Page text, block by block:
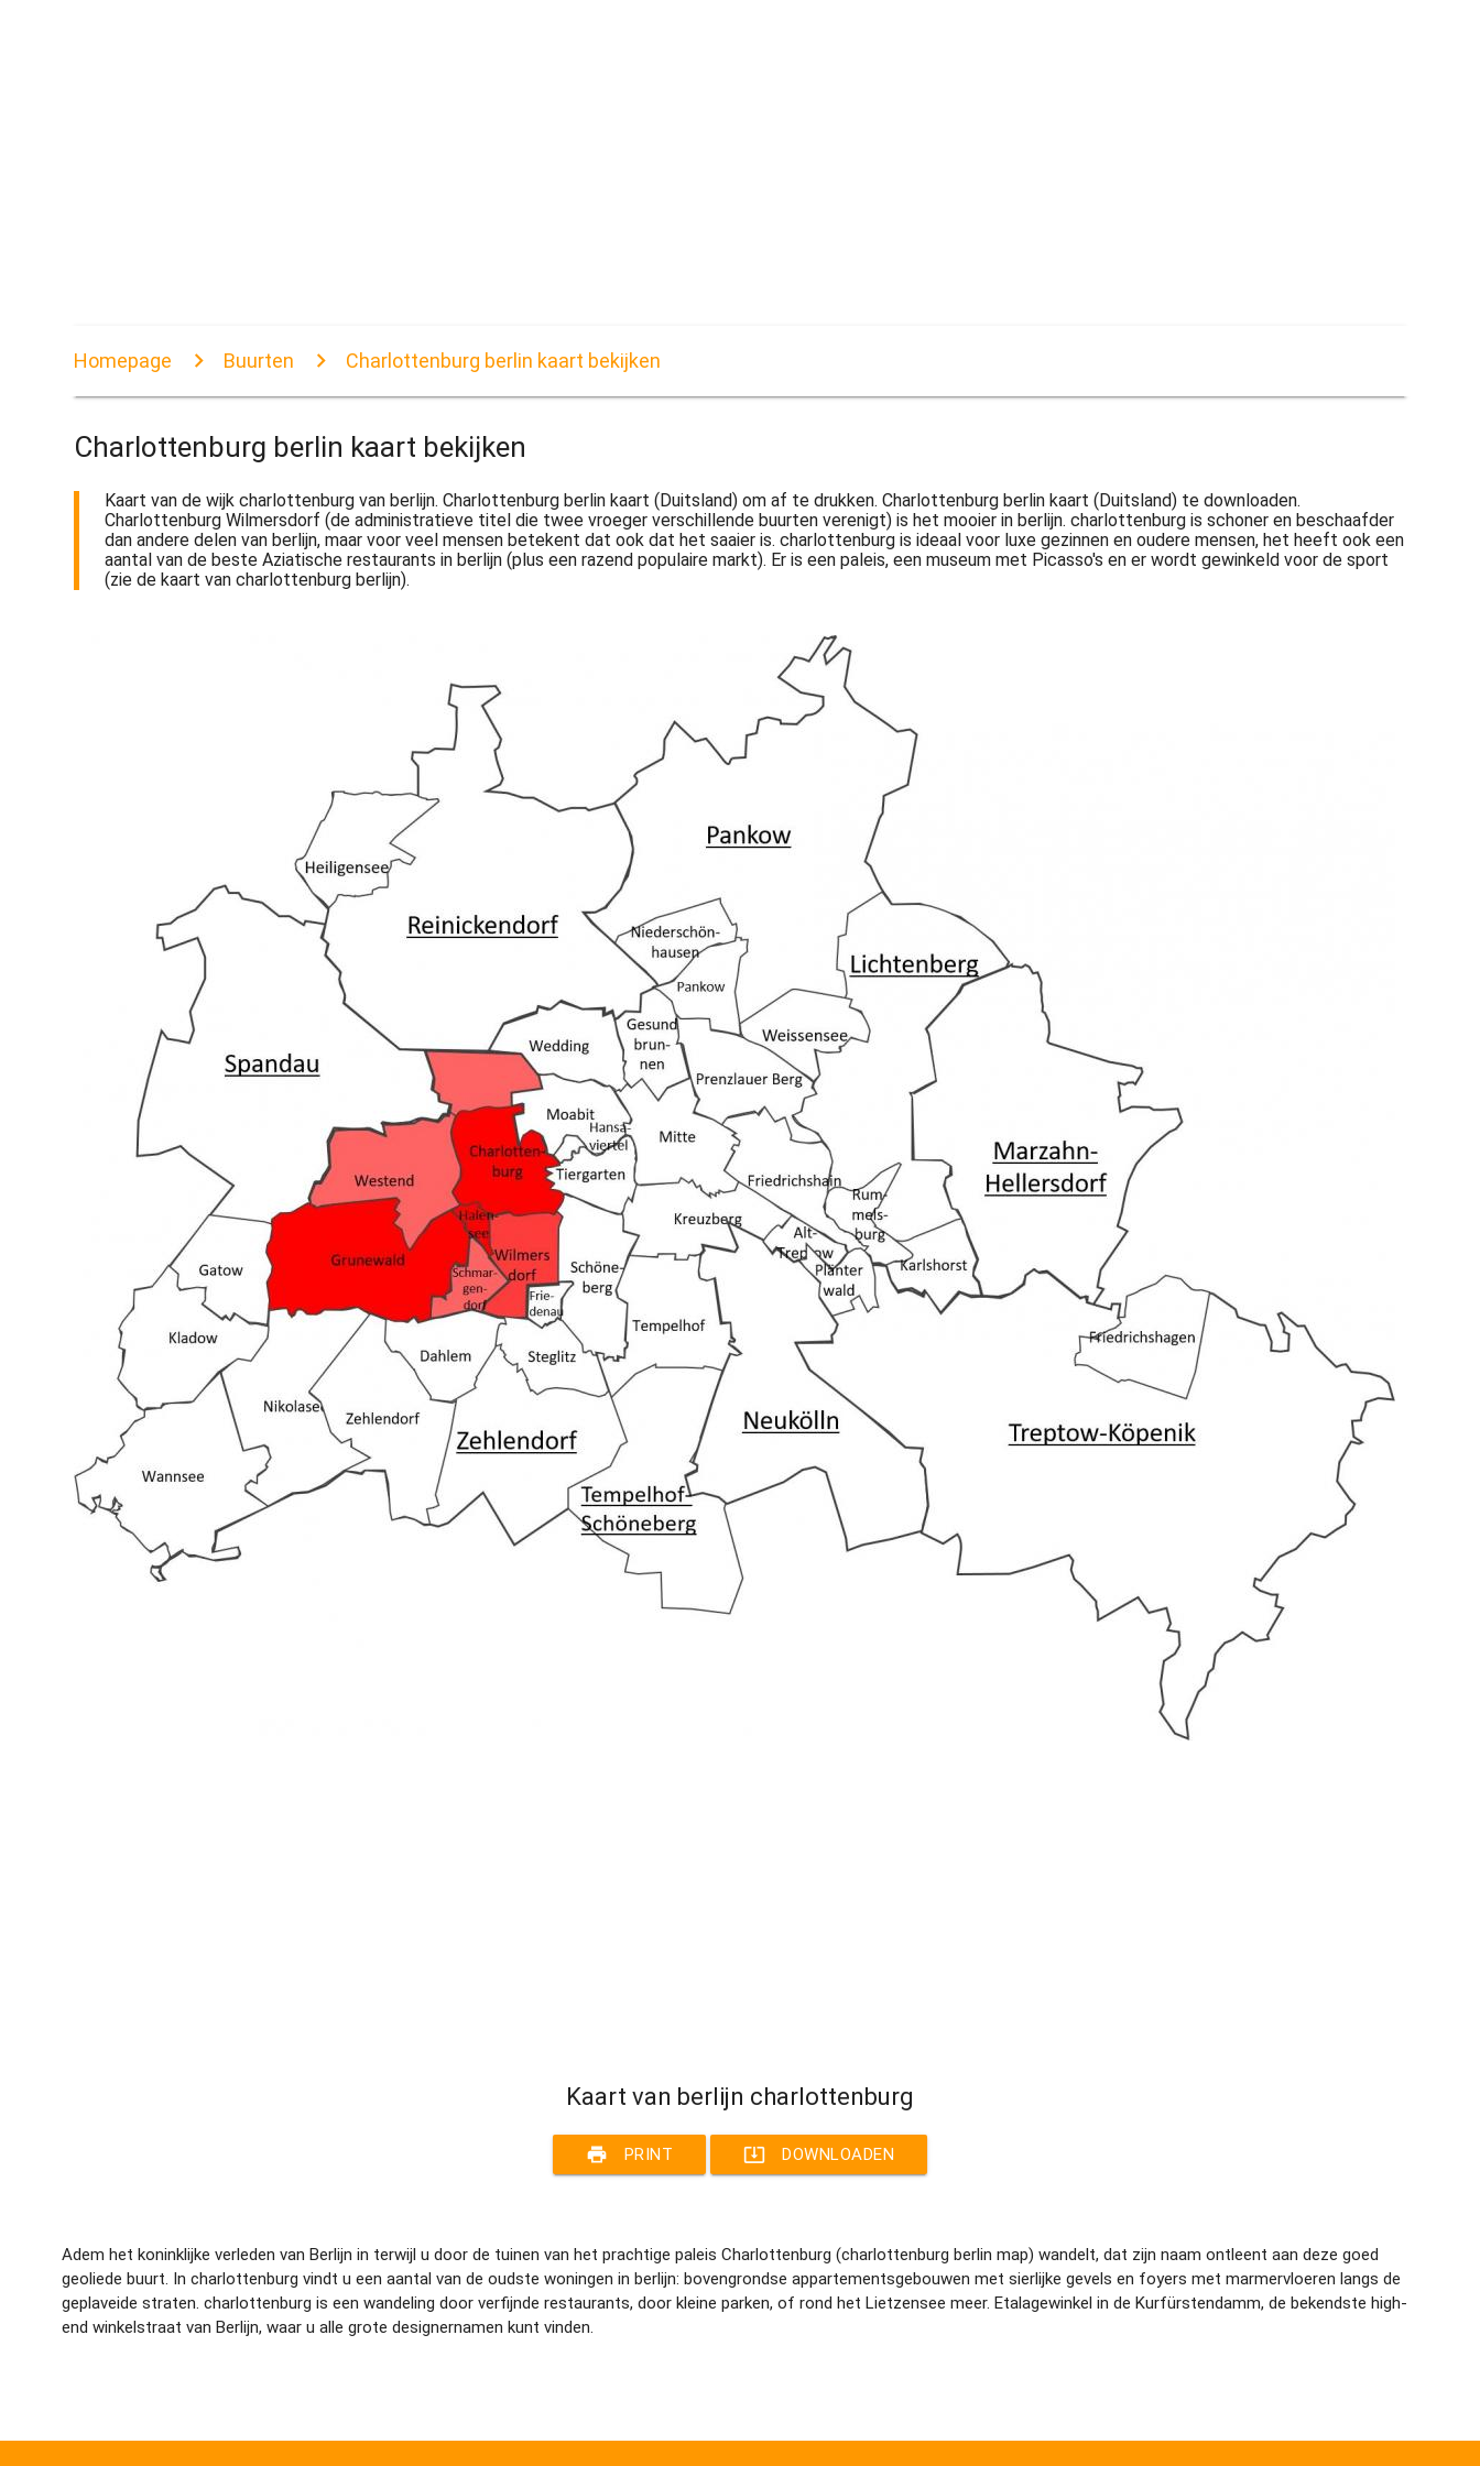
Homepage Buurten Charlottenburg berlin kaart bekijken
Charlottenburg berlin kaart bekijken
Kaart van de wijk charlottenburg van berlijn. Charlottenburg berlin kaart (Duitsland) om af te drukken. Charlottenburg berlin kaart (Duitsland) te downloaden.
Charlottenburg Wilmersdorf (de administratieve titel die twee vroeger verschillende buurten verenigt) is het mooier in berlijn. charlottenburg is schoner en beschaafder
dan andere delen van berlijn, maar voor veel mensen betekent dat ook dat het saaier is. charlottenburg is ideaal voor luxe gezinnen en oudere mensen, het heeft ook een
aantal van de beste Aziatische restaurants in berlijn (plus een razend populaire markt). Er is een paleis, een museum met Picasso's en er wordt gewinkeld voor de sport
(zie de kaart van charlottenburg berlijn).
Kaart van berlijn charlottenburg
print PRINT system_update_alt DOWNLOADEN
Adem het koninklijke verleden van Berlijn in terwijl u door de tuinen van het prachtige paleis Charlottenburg (charlottenburg berlin map) wandelt, dat zijn naam ontleent aan deze goed
geoliede buurt. In charlottenburg vindt u een aantal van de oudste woningen in berlijn: bovengrondse appartementsgebouwen met sierlijke gevels en foyers met marmervloeren langs de
geplaveide straten. charlottenburg is een wandeling door verfijnde restaurants, door kleine parken, of rond het Lietzensee meer. Etalagewinkel in de Kurfürstendamm, de bekendste high-
end winkelstraat van Berlijn, waar u alle grote designernamen kunt vinden.